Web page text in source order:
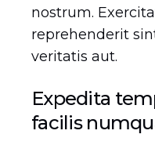
nostrum.
reprehenderit
veritatis aut.
Expedita
facilis